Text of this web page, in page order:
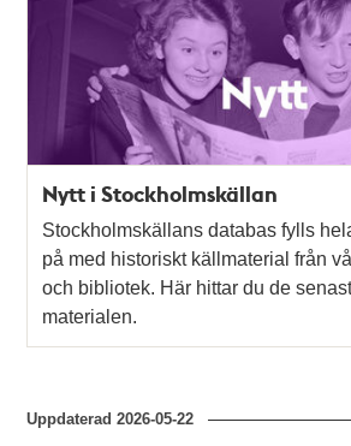
Nytt i Stockholmskällan
Stockholmskällans databas fylls
på med historiskt källmaterial från
och bibliotek. Här hittar du de
materialen.
Uppdaterad2026-05-22